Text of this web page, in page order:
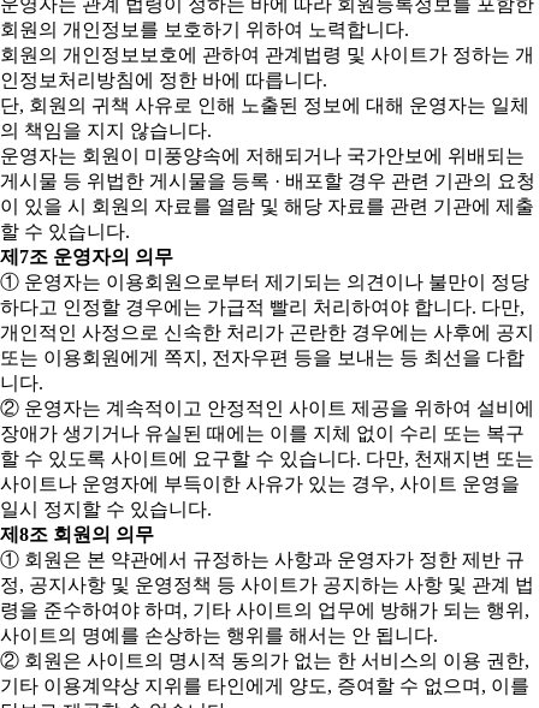
운영자는 관계 법령이 정하는 바에 따라 회원등록정보를 포함한
회원의 개인정보를 보호하기 위하여 노력합니다.
회원의 개인정보보호에 관하여 관계법령 및 사이트가 정하는 개
인정보처리방침에 정한 바에 따릅니다.
단, 회원의 귀책 사유로 인해 노출된 정보에 대해 운영자는 일체
의 책임을 지지 않습니다.
운영자는 회원이 미풍양속에 저해되거나 국가안보에 위배되는
게시물 등 위법한 게시물을 등록 · 배포할 경우 관련 기관의 요청
이 있을 시 회원의 자료를 열람 및 해당 자료를 관련 기관에 제출
할 수 있습니다.
제7조 운영자의 의무
① 운영자는 이용회원으로부터 제기되는 의견이나 불만이 정당
하다고 인정할 경우에는 가급적 빨리 처리하여야 합니다. 다만,
개인적인 사정으로 신속한 처리가 곤란한 경우에는 사후에 공지
또는 이용회원에게 쪽지, 전자우편 등을 보내는 등 최선을 다합
니다.
② 운영자는 계속적이고 안정적인 사이트 제공을 위하여 설비에
장애가 생기거나 유실된 때에는 이를 지체 없이 수리 또는 복구
할 수 있도록 사이트에 요구할 수 있습니다. 다만, 천재지변 또는
사이트나 운영자에 부득이한 사유가 있는 경우, 사이트 운영을
일시 정지할 수 있습니다.
제8조 회원의 의무
① 회원은 본 약관에서 규정하는 사항과 운영자가 정한 제반 규
정, 공지사항 및 운영정책 등 사이트가 공지하는 사항 및 관계 법
령을 준수하여야 하며, 기타 사이트의 업무에 방해가 되는 행위,
사이트의 명예를 손상하는 행위를 해서는 안 됩니다.
② 회원은 사이트의 명시적 동의가 없는 한 서비스의 이용 권한,
기타 이용계약상 지위를 타인에게 양도, 증여할 수 없으며, 이를